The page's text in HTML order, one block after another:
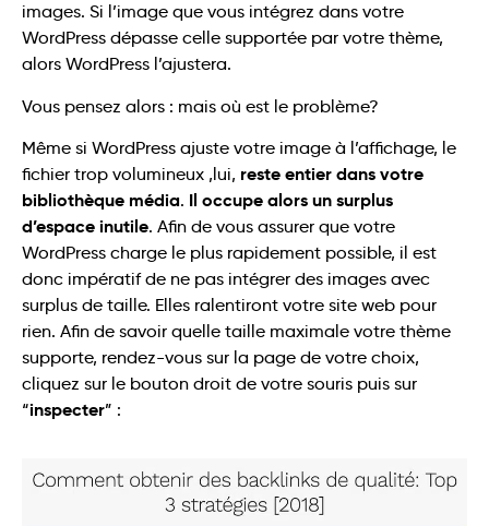
images. Si l’image que vous intégrez dans votre
WordPress dépasse celle supportée par votre thème,
alors WordPress l’ajustera.
Vous pensez alors : mais où est le problème?
Même si WordPress ajuste votre image à l’affichage, le
fichier trop volumineux ,lui, reste entier dans votre
bibliothèque média. Il occupe alors un surplus
d’espace inutile. Afin de vous assurer que votre
WordPress charge le plus rapidement possible, il est
donc impératif de ne pas intégrer des images avec
surplus de taille. Elles ralentiront votre site web pour
rien. Afin de savoir quelle taille maximale votre thème
supporte, rendez-vous sur la page de votre choix,
cliquez sur le bouton droit de votre souris puis sur
“inspecter” :